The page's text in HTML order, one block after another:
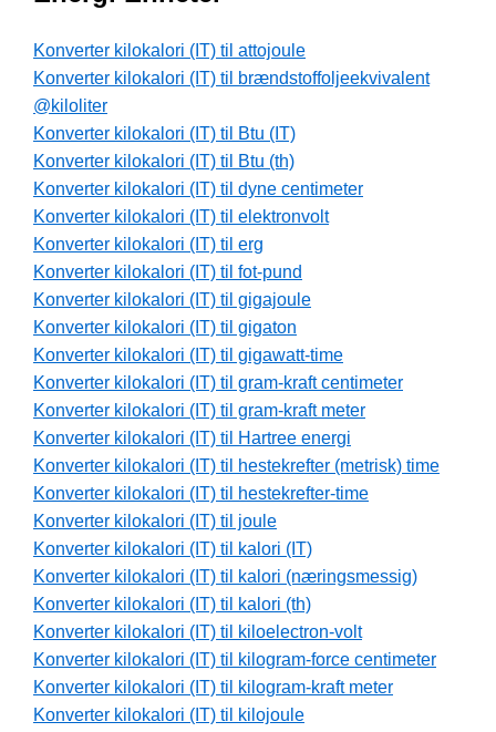
Konverter kilokalori (IT) til attojoule
Konverter kilokalori (IT) til brændstoffoljeekvivalent
@kiloliter
Konverter kilokalori (IT) til Btu (IT)
Konverter kilokalori (IT) til Btu (th)
Konverter kilokalori (IT) til dyne centimeter
Konverter kilokalori (IT) til elektronvolt
Konverter kilokalori (IT) til erg
Konverter kilokalori (IT) til fot-pund
Konverter kilokalori (IT) til gigajoule
Konverter kilokalori (IT) til gigaton
Konverter kilokalori (IT) til gigawatt-time
Konverter kilokalori (IT) til gram-kraft centimeter
Konverter kilokalori (IT) til gram-kraft meter
Konverter kilokalori (IT) til Hartree energi
Konverter kilokalori (IT) til hestekrefter (metrisk) time
Konverter kilokalori (IT) til hestekrefter-time
Konverter kilokalori (IT) til joule
Konverter kilokalori (IT) til kalori (IT)
Konverter kilokalori (IT) til kalori (næringsmessig)
Konverter kilokalori (IT) til kalori (th)
Konverter kilokalori (IT) til kiloelectron-volt
Konverter kilokalori (IT) til kilogram-force centimeter
Konverter kilokalori (IT) til kilogram-kraft meter
Konverter kilokalori (IT) til kilojoule